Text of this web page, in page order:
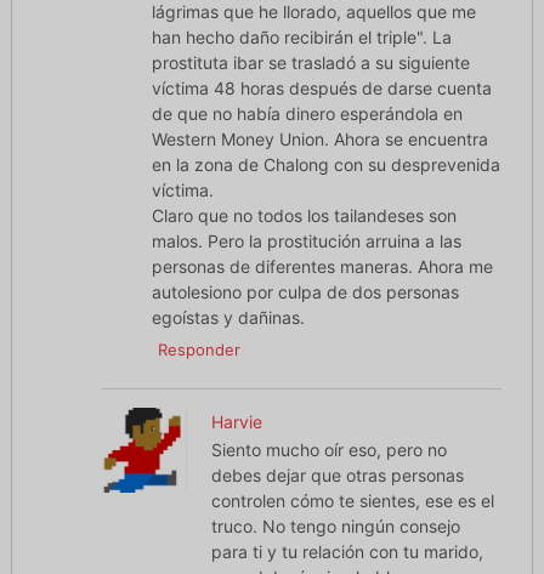
lágrimas que he llorado, aquellos que me
han hecho daño recibirán el triple". La
prostituta ibar se trasladó a su siguiente
víctima 48 horas después de darse cuenta
de que no había dinero esperándola en
Western Money Union. Ahora se encuentra
en la zona de Chalong con su desprevenida
víctima.
Claro que no todos los tailandeses son
malos. Pero la prostitución arruina a las
personas de diferentes maneras. Ahora me
autolesiono por culpa de dos personas
egoístas y dañinas.
Responder
Harvie
Siento mucho oír eso, pero no
debes dejar que otras personas
controlen cómo te sientes, ese es el
truco. No tengo ningún consejo
para ti y tu relación con tu marido,